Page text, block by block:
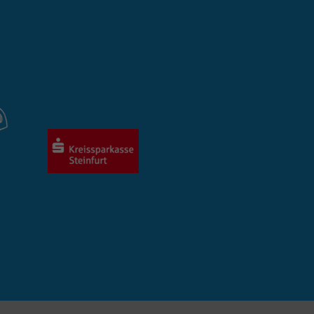
Wird verwendet, um den Sitzungsstatus zu
erhalten.